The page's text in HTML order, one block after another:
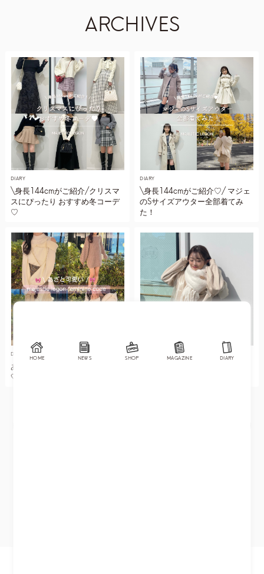
HOME NEWS SHOP MAGAZINE DIARY
ARCHIVES
DIARY
\身長144cmがご紹介/クリスマ
スにぴったり おすすめ冬コーデ
♡
DIARY
\身長144cmがご紹介♡/ マジェ
のSサイズアウター全部着てみ
た！
DIARY
あざと可愛いフェミニンコーデ
🤍